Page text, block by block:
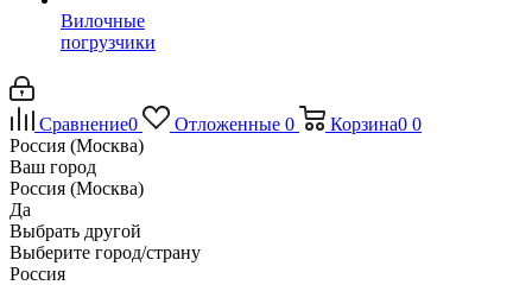
Вилочные
погрузчики
Сравнение0 Отложенные 0 Корзина0 0
Россия (Москва)
Ваш город
Россия (Москва)
Да
Выбрать другой
Выберите город/страну
Россия